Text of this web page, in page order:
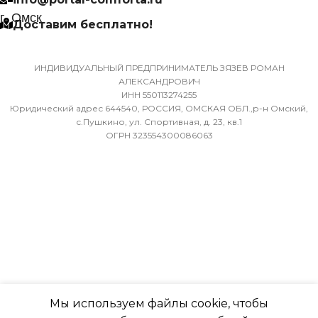
Да
МИН. РАБОЧАЯ ТЕМПЕРАТУРА
ЭФФЕКТИВЕН ДЛЯ
ПОМЕЩ. ПЛОЩАДЬЮ
ДО
247
г. Омск
Доставим бесплатно!
ИНДИВИДУАЛЬНЫЙ ПРЕДПРИНИМАТЕЛЬ ЗЯЗЕВ РОМАН
АЛЕКСАНДРОВИЧ
ИНН 550113274255
Юридический адрес 644540, РОССИЯ, ОМСКАЯ ОБЛ.,р-н Омский,
с.Пушкино, ул. Спортивная, д. 23, кв.1
ОГРН 323554300086063
Мы используем файлы cookie, чтобы